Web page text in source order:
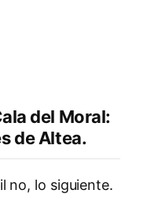
del Moral:
de Altea.
no, lo siguiente.